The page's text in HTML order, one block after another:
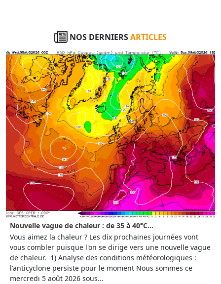
NOS DERNIERSARTICLES
Nouvelle vague de chaleur : de 35 à 40°C...
Vous aimez la chaleur ? Les dix prochaines journées vont
vous combler puisque l'on se dirige vers une nouvelle vague
de chaleur. 1) Analyse des conditions météorologiques :
l'anticyclone persiste pour le moment Nous sommes ce
mercredi 5 août 2026 sous...